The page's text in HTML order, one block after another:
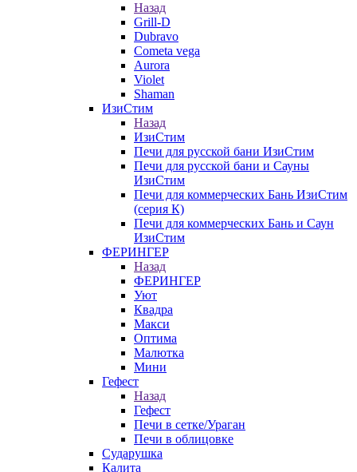
Назад
Grill-D
Dubravo
Cometa vega
Aurora
Violet
Shaman
ИзиСтим
Назад
ИзиСтим
Печи для русской бани ИзиСтим
Печи для русской бани и Сауны
ИзиСтим
Печи для коммерческих Бань ИзиСтим
(серия К)
Печи для коммерческих Бань и Саун
ИзиСтим
ФЕРИНГЕР
Назад
ФЕРИНГЕР
Уют
Квадра
Макси
Оптима
Малютка
Мини
Гефест
Назад
Гефест
Печи в сетке/Ураган
Печи в облицовке
Сударушка
Калита